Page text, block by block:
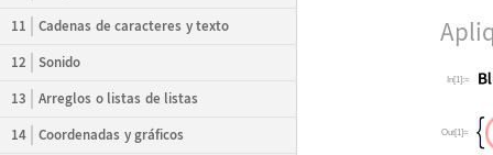
11
Cadenas de caracteres y texto
12
Sonido
13
Arreglos o listas de listas
14
Coordenadas y gráficos
In[1]:=
Out[1]=